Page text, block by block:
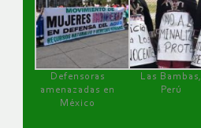
Defensoras
amenazadas en
México
Las Bambas,
Perú